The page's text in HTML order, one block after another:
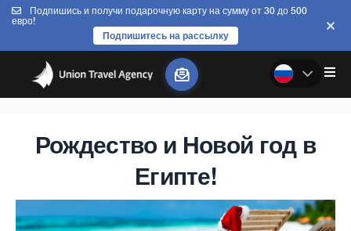
Подпишись и получи подарочную карту на сумму от 30 до 500
евро!
Подпишитесь на рассылку
Рождество и Новой год в
Египте!